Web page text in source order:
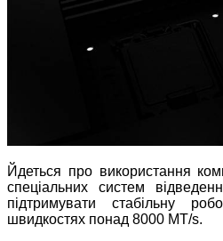
Йдеться про використання
спеціальних систем
підтримувати стабільну
швидкостях понад 8000 MT/s.